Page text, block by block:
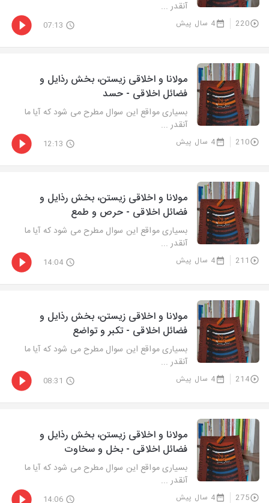
آنقدر ...
220 4 سال پیش 07:13
مولانا و اخلاقی زیستن، بخش رذایل و
فضائل اخلاقی - حسد
بسیاری مواقع این سوال مطرح می شود که آیا ما
آنقدر ...
210 4 سال پیش 12:13
مولانا و اخلاقی زیستن، بخش رذایل و
فضائل اخلاقی - حرص و طمع
بسیاری مواقع این سوال مطرح می شود که آیا ما
آنقدر ...
211 4 سال پیش 14:04
مولانا و اخلاقی زیستن، بخش رذایل و
فضائل اخلاقی - تکبر و تواضع
بسیاری مواقع این سوال مطرح می شود که آیا ما
آنقدر ...
214 4 سال پیش 08:31
مولانا و اخلاقی زیستن، بخش رذایل و
فضائل اخلاقی - بخل و سخاوت
بسیاری مواقع این سوال مطرح می شود که آیا ما
آنقدر ...
275 4 سال پیش 14:06